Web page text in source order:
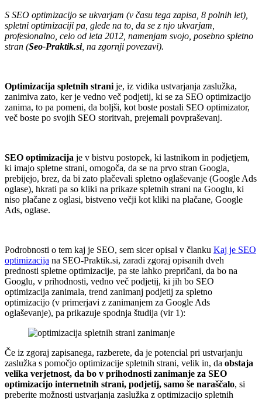
S SEO optimizacijo se ukvarjam (v času tega zapisa, 8 polnih let),
spletni optimizaciji pa, glede na to, da se z njo ukvarjam,
profesionalno, celo od leta 2012, namenjam svojo, posebno spletno
stran (Seo-Praktik.si, na zgornji povezavi).
Optimizacija spletnih stranije, iz vidika ustvarjanja zaslužka,
zanimiva zato, ker je vedno več podjetij, ki se za SEO optimizacijo
zanima, to pa pomeni, da boljši, kot boste postali SEO optimizator,
več boste po svojih SEO storitvah, prejemali povpraševanj.
SEO optimizacija je v bistvu postopek, ki lastnikom in podjetjem,
ki imajo spletne strani, omogoča, da se na prvo stran Googla,
prebijejo, brez, da bi zato plačevali spletno oglaševanje (Google Ads
oglase), hkrati pa so kliki na prikaze spletnih strani na Googlu, ki
niso plačane z oglasi, bistveno večji kot kliki na plačane, Google
Ads, oglase.
Podrobnosti o tem kaj je SEO, sem sicer opisal v članku Kaj je SEO
optimizacija na SEO-Praktik.si, zaradi zgoraj opisanih dveh
prednosti spletne optimizacije, pa ste lahko prepričani, da bo na
Googlu, v prihodnosti, vedno več podjetij, ki jih bo SEO
optimizacija zanimala, trend zanimanj podjetij za spletno
optimizacijo (v primerjavi z zanimanjem za Google Ads
oglaševanje), pa prikazuje spodnja študija (vir 1):
Če iz zgoraj zapisanega, razberete, da je potencial pri ustvarjanju
zaslužka s pomočjo optimizacije spletnih strani, velik in, da obstaja
velika verjetnost, da bo v prihodnosti zanimanje za SEO
optimizacijo internetnih strani, podjetij, samo še naraščalo, si
preberite možnosti ustvarjanja zaslužka z optimizacijo spletnih